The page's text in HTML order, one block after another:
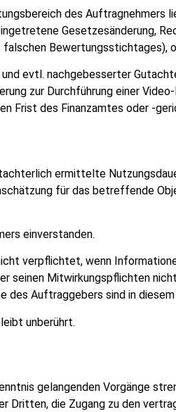
des Auftragnehmers
Gesetzesänderung,
Bewertungsstichtages),
evtl. nachgebesserter
zur Durchführung einer
Frist des Finanzamtes oder -
ermittelte
für das betreffende
einverstanden.
verpflichtet, wenn
seinen Mitwirkungspflichten
des Auftraggebers sind in
unberührt.
gelangenden Vorgänge
die Zugang zu den